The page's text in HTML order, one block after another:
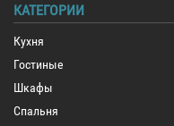
КАТЕГОРИИ
Кухня
Гостиные
Шкафы
Спальня